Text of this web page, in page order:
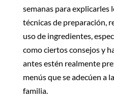
semanas para explicarles
técnicas de preparación,
uso de ingredientes,
como ciertos consejos y
antes estén realmente
menús que se adecúen a
familia.